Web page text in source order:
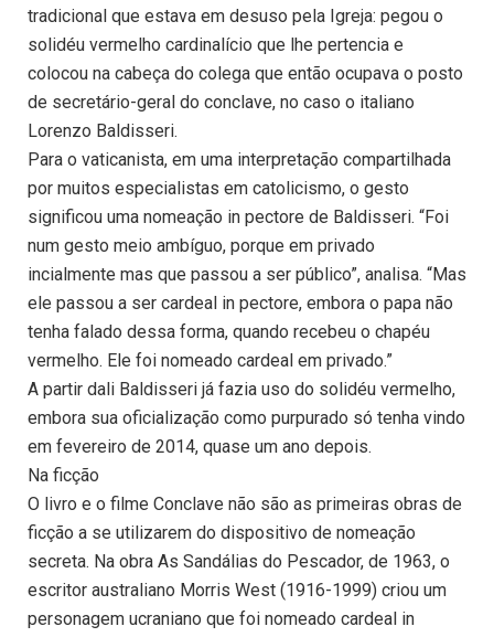
tradicional que estava em desuso pela Igreja: pegou o
solidéu vermelho cardinalício que lhe pertencia e
colocou na cabeça do colega que então ocupava o posto
de secretário-geral do conclave, no caso o italiano
Lorenzo Baldisseri.
Para o vaticanista, em uma interpretação compartilhada
por muitos especialistas em catolicismo, o gesto
significou uma nomeação in pectore de Baldisseri. “Foi
num gesto meio ambíguo, porque em privado
incialmente mas que passou a ser público”, analisa. “Mas
ele passou a ser cardeal in pectore, embora o papa não
tenha falado dessa forma, quando recebeu o chapéu
vermelho. Ele foi nomeado cardeal em privado.”
A partir dali Baldisseri já fazia uso do solidéu vermelho,
embora sua oficialização como purpurado só tenha vindo
em fevereiro de 2014, quase um ano depois.
Na ficção
O livro e o filme Conclave não são as primeiras obras de
ficção a se utilizarem do dispositivo de nomeação
secreta. Na obra As Sandálias do Pescador, de 1963, o
escritor australiano Morris West (1916-1999) criou um
personagem ucraniano que foi nomeado cardeal in